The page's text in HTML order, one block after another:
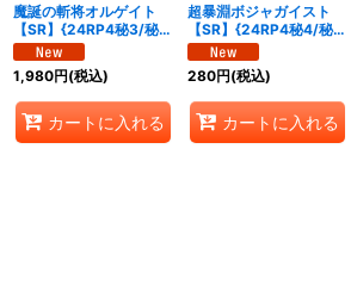
魔誕の斬将オルゲイト
【SR】{24RP4秘3/秘
24}《水》
1,980円(税込)
カートに入れる
超暴淵ボジャガイスト
【SR】{24RP4秘4/秘
24}《闇》
280円(税込)
カートに入れる